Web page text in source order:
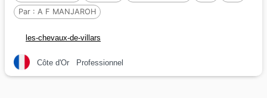
Par : A F MANJAROH
les-chevaux-de-villars
Côte d'Or Professionnel